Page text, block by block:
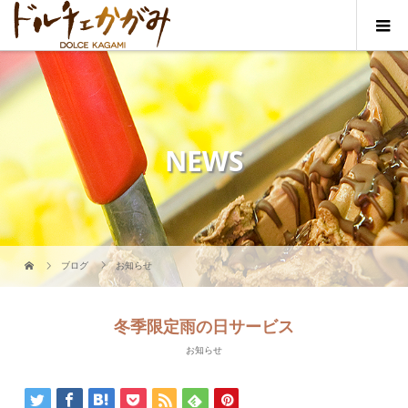
NEWS
ブログ お知らせ
冬季限定雨の日サービス
お知らせ